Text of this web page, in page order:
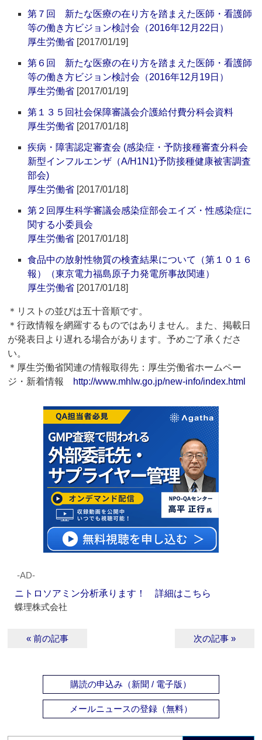
第７回 新たな医療の在り方を踏まえた医師・看護師
等の働き方ビジョン検討会（2016年12月22日）
厚生労働省 [2017/01/19]
第６回 新たな医療の在り方を踏まえた医師・看護師
等の働き方ビジョン検討会（2016年12月19日）
厚生労働省 [2017/01/19]
第１３５回社会保障審議会介護給付費分科会資料
厚生労働省 [2017/01/18]
疾病・障害認定審査会 (感染症・予防接種審査分科会
新型インフルエンザ（A/H1N1)予防接種健康被害調査
部会)
厚生労働省 [2017/01/18]
第２回厚生科学審議会感染症部会エイズ・性感染症に
関する小委員会
厚生労働省 [2017/01/18]
食品中の放射性物質の検査結果について（第１０１６
報）（東京電力福島原子力発電所事故関連）
厚生労働省 [2017/01/18]
＊リストの並びは五十音順です。
＊行政情報を網羅するものではありません。また、掲載日
が発表日より遅れる場合があります。予めご了承くださ
い。
＊厚生労働省関連の情報取得先：厚生労働省ホームペー
ジ・新着情報 http://www.mhlw.go.jp/new-info/index.html
‐AD‐
ニトロソアミン分析承ります！ 詳細はこちら
蝶理株式会社
« 前の記事 次の記事 »
購読の申込み（新聞 / 電子版）
メールニュースの登録（無料）